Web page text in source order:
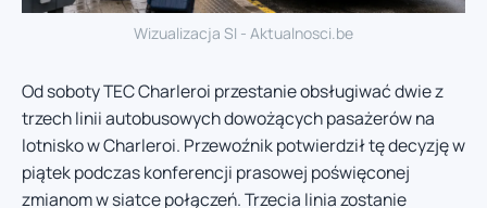
Wizualizacja SI - Aktualnosci.be
Od soboty TEC Charleroi przestanie obsługiwać dwie z
trzech linii autobusowych dowożących pasażerów na
lotnisko w Charleroi. Przewoźnik potwierdził tę decyzję w
piątek podczas konferencji prasowej poświęconej
zmianom w siatce połączeń. Trzecia linia zostanie